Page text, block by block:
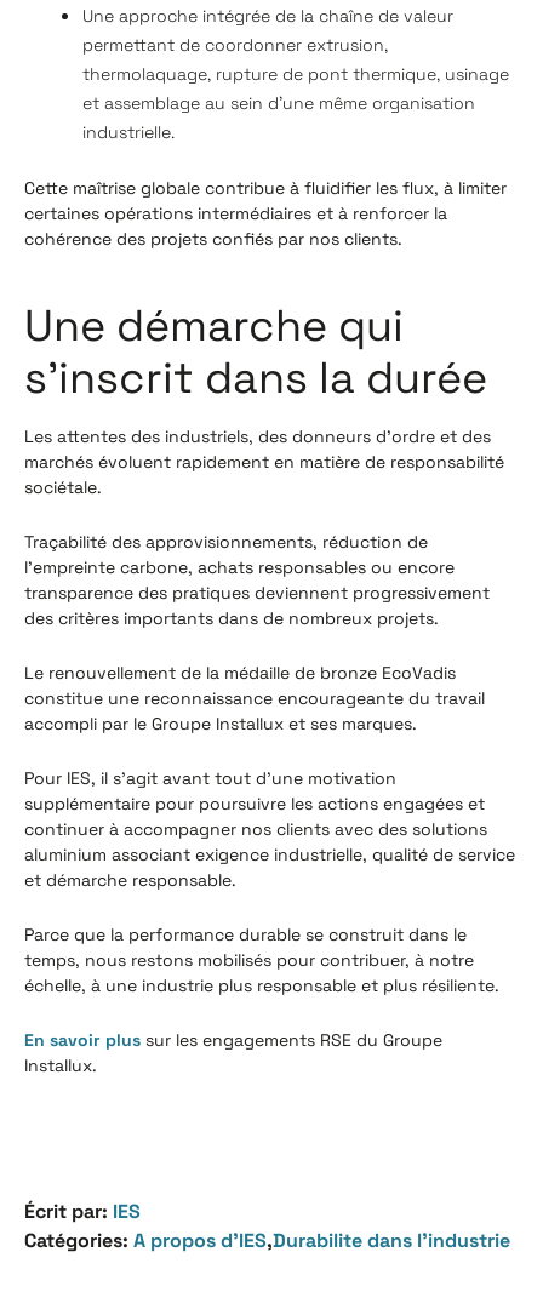
Une approche intégrée de la chaîne de valeur
permettant de coordonner extrusion,
thermolaquage, rupture de pont thermique, usinage
et assemblage au sein d'une même organisation
industrielle.
Cette maîtrise globale contribue à fluidifier les flux, à limiter
certaines opérations intermédiaires et à renforcer la
cohérence des projets confiés par nos clients.
Une démarche qui
s'inscrit dans la durée
Les attentes des industriels, des donneurs d'ordre et des
marchés évoluent rapidement en matière de responsabilité
sociétale.
Traçabilité des approvisionnements, réduction de
l'empreinte carbone, achats responsables ou encore
transparence des pratiques deviennent progressivement
des critères importants dans de nombreux projets.
Le renouvellement de la médaille de bronze EcoVadis
constitue une reconnaissance encourageante du travail
accompli par le Groupe Installux et ses marques.
Pour IES, il s'agit avant tout d'une motivation
supplémentaire pour poursuivre les actions engagées et
continuer à accompagner nos clients avec des solutions
aluminium associant exigence industrielle, qualité de service
et démarche responsable.
Parce que la performance durable se construit dans le
temps, nous restons mobilisés pour contribuer, à notre
échelle, à une industrie plus responsable et plus résiliente.
En savoir plus sur les engagements RSE du Groupe
Installux.
Écrit par: IES
Catégories: A propos d’IES,Durabilite dans l'industrie